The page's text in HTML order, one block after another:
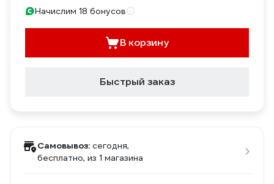
Начислим 18 бонусов
В корзину
Быстрый заказ
Самовывоз: сегодня,
бесплатно, из 1 магазина